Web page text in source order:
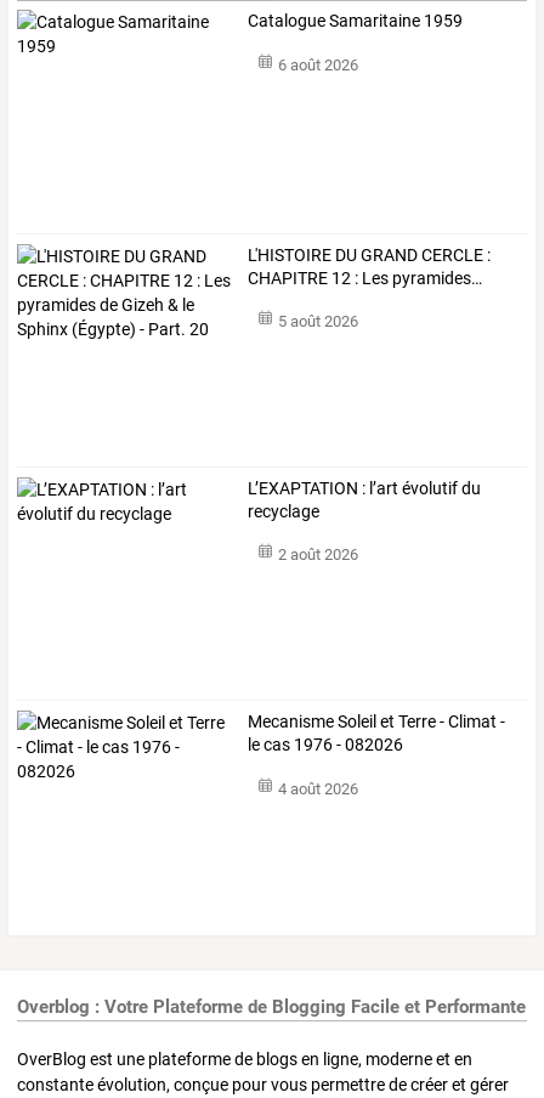
Catalogue Samaritaine 1959
6 août 2026
L'HISTOIRE DUGRANDCERCLE :
CHAPITRE 12 : Les pyramides…
5 août 2026
L’EXAPTATION : l’art évolutif du
recyclage
2 août 2026
Mecanisme Soleil et Terre - Climat -
le cas 1976 - 082026
4 août 2026
Overblog : Votre Plateforme de Blogging Facile et Performante
OverBlog est une plateforme de blogs en ligne, moderne et en
constante évolution, conçue pour vous permettre de créer et gérer